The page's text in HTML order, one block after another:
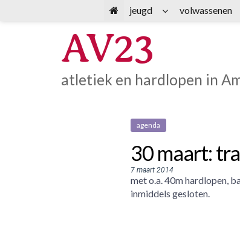
AV23
atletiek en hardlopen in
agenda
30 maart:
7 maart 2014
met o.a. 40m hardlopen,
inmiddels gesloten.
jeugd volwassenen